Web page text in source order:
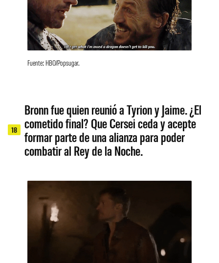
Fuente: HBO/Popsugar.
18
Bronn fue quien reunió a Tyrion y Jaime. ¿El
cometido final? Que Cersei ceda y acepte
formar parte de una alianza para poder
combatir al Rey de la Noche.